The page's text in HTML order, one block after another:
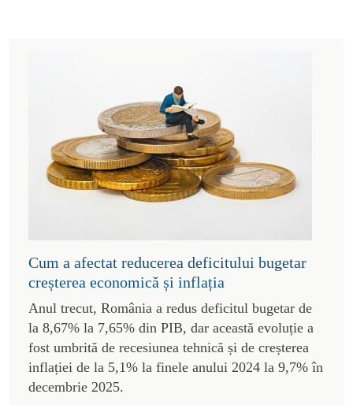
Cum a afectat reducerea deficitului bugetar
creșterea economică și inflația
Anul trecut, România a redus deficitul bugetar de
la 8,67% la 7,65% din PIB, dar această evoluție a
fost umbrită de recesiunea tehnică și de creșterea
inflației de la 5,1% la finele anului 2024 la 9,7% în
decembrie 2025.